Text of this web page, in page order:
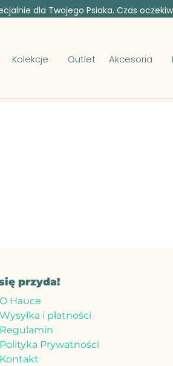
dla Twojego Psiaka. Czas
Kolekcje Outlet Akcesoria
przyda!
O Hauce
Wysyłka i płatności
Regulamin
Polityka Prywatności
Kontakt